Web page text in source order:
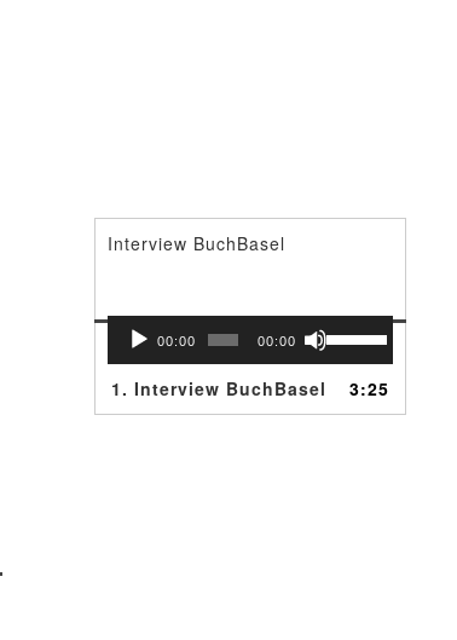
Interview BuchBasel
Audio-
Player00:00 00:00
Pfeiltasten
1. Interview BuchBasel 3:25